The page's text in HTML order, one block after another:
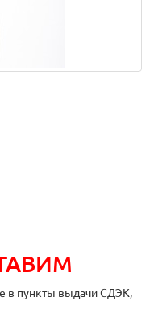
в пункты выдачи СДЭК,